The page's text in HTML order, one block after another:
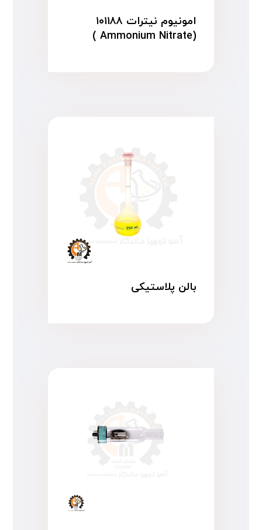
امونیوم نیترات ۱۰۱۱۸۸
(Ammonium Nitrate )
بالن پلاستیکی